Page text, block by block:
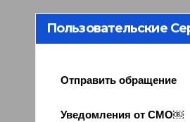
Пользовательские
Отправить обращение
Уведомления от СМО￼